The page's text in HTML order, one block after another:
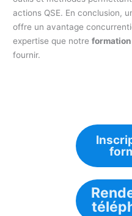
actions QSE. En conclusion,
offre un avantage
expertise que notre
fournir.